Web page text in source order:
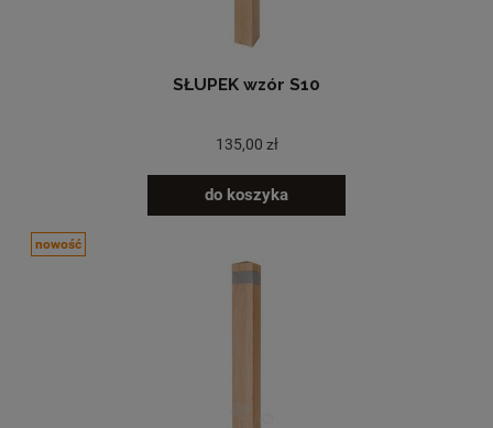
SŁUPEK wzór S10
135,00 zł
do koszyka
nowość